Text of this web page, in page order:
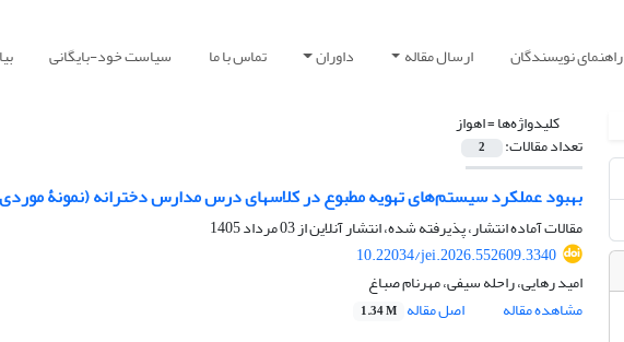
راهنمای نویسندگان ارسال مقاله داوران تماس با ما سیاست خود-بایگانی
کلیدواژه‌ها =اهواز
تعداد مقالات: 2
بهبود عملکرد سیستم‌های تهویه مطبوع در کلاس‏های درس مدارس دخترانه‏ (‏نمونۀ
مقالات آماده انتشار، پذیرفته شده، انتشار آنلاین از03 مرداد 1405
10.22034/jei.2026.552609.3340
امید رهایی، راحله سیفی، مهرنام صباغ
مشاهده مقاله
اصل مقاله 1.34 M